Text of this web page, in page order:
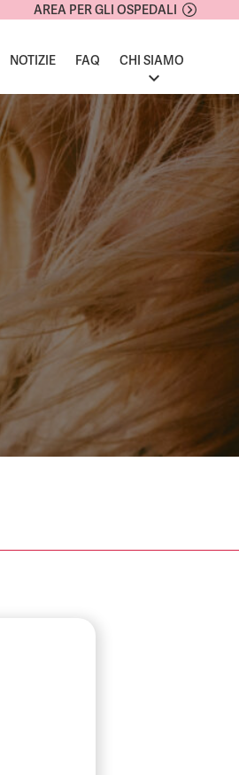
AREA PER GLI OSPEDALI
NOTIZIE FAQ CHI SIAMO